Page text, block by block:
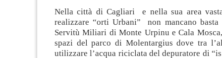
Nella città di Cagliari e nella sua area
realizzare “orti Urbani” non mancano basta
Servitù Miliari di Monte Urpinu e Cala
spazi del parco di Molentargius dove tra
utilizzare l’acqua riciclata del depuratore di